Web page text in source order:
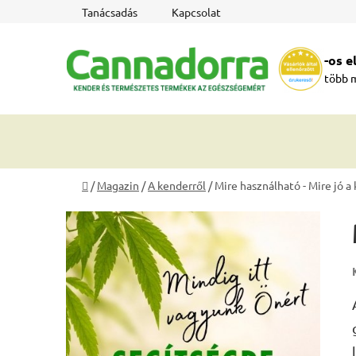
tartalomhoz
Tanácsadás Kapcsolat
-os
több
Kezdőlap
/ Magazin /A kenderről / Mire használható - Mire jó a
O
l
d
a
l
s
ó